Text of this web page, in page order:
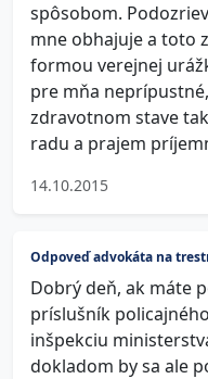
spôsobom.
mne obhajuje a toto
formou verejnej
pre mňa
zdravotnom stave
radu a prajem
14.10.2015
Odpoveď advokáta na
Dobrý deň, ak máte
príslušník
inšpekciu
dokladom by sa ale